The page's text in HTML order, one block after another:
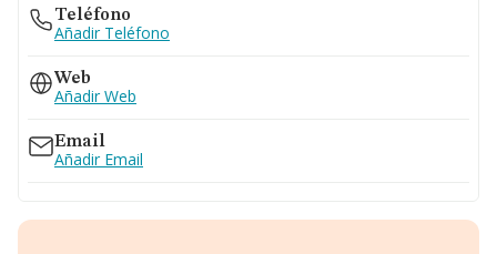
Teléfono
Añadir Teléfono
Web
Añadir Web
Email
Añadir Email